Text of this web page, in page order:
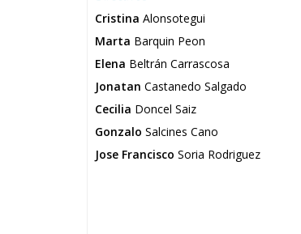
Cristina Alonsotegui
Marta Barquin Peon
Elena Beltrán Carrascosa
Jonatan Castanedo Salgado
Cecilia Doncel Saiz
Gonzalo Salcines Cano
Jose Francisco Soria Rodriguez